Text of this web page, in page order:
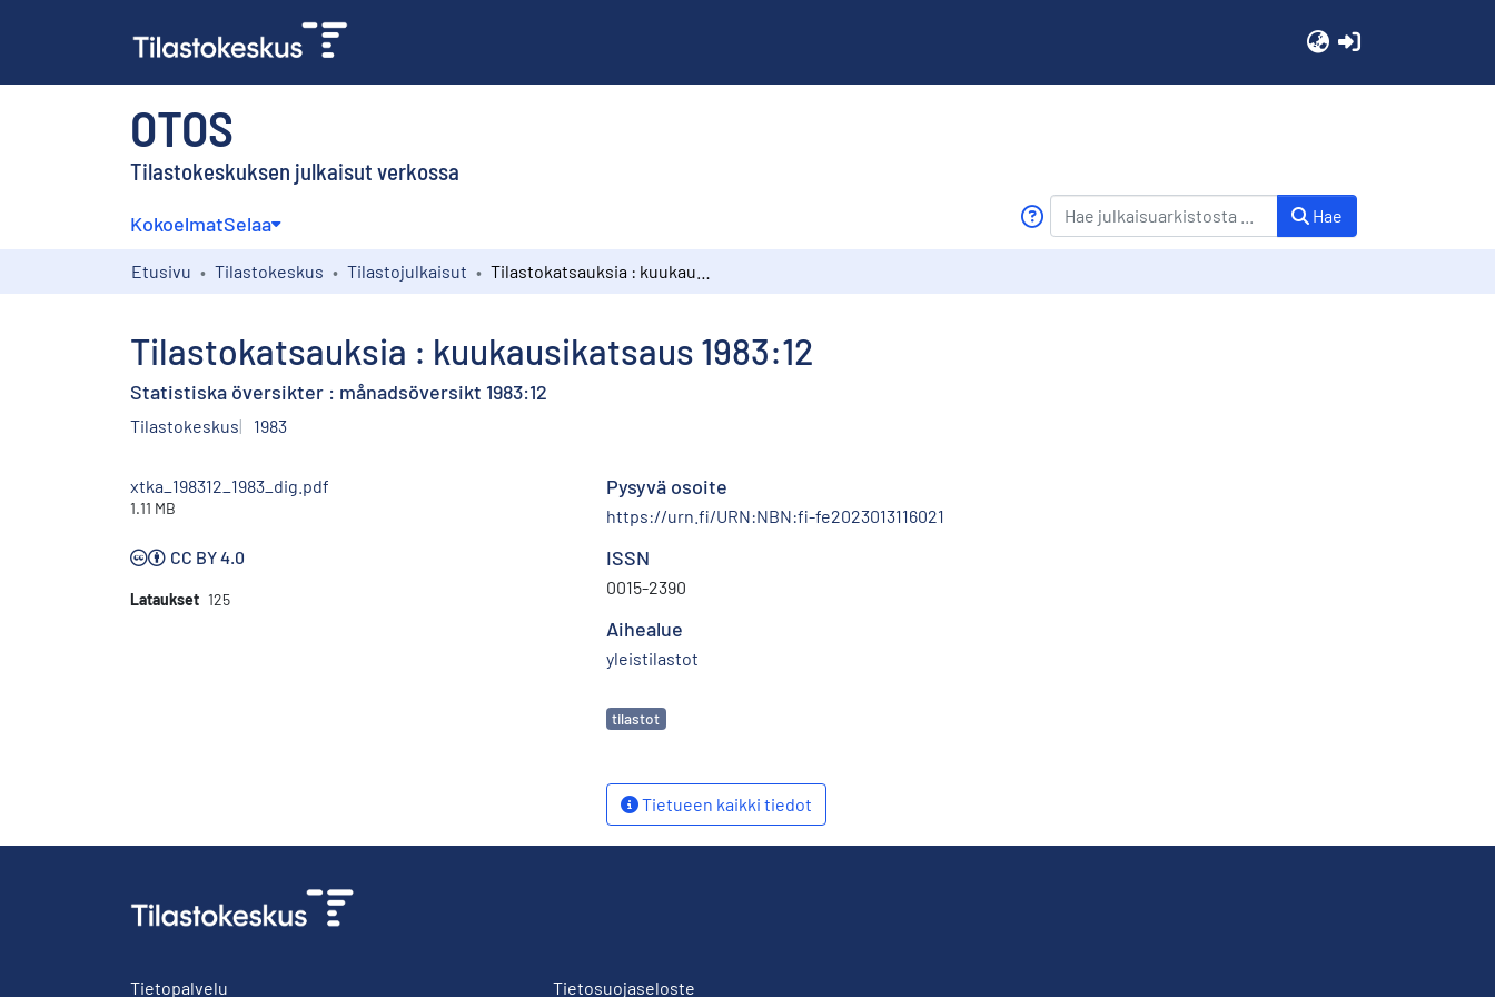
OTOS
Tilastokeskuksen julkaisut verkossa
KokoelmatSelaa Hae
Etusivu Tilastokeskus Tilastojulkaisut
Tilastokatsauksia : kuukausikatsaus 1983:12
Statistiska översikter : månadsöversikt 1983:12
Tilastokeskus 1983
xtka_198312_1983_dig.pdf
1.11 MB
CC BY 4.0
Lataukset 125
Pysyvä osoite
https://urn.fi/URN:NBN:fi-fe2023013116021
ISSN
0015-2390
Aihealue
yleistilastot
Avainsanat
tilastot
Tietueen kaikki tiedot
Tietopalvelu Tietosuojaseloste